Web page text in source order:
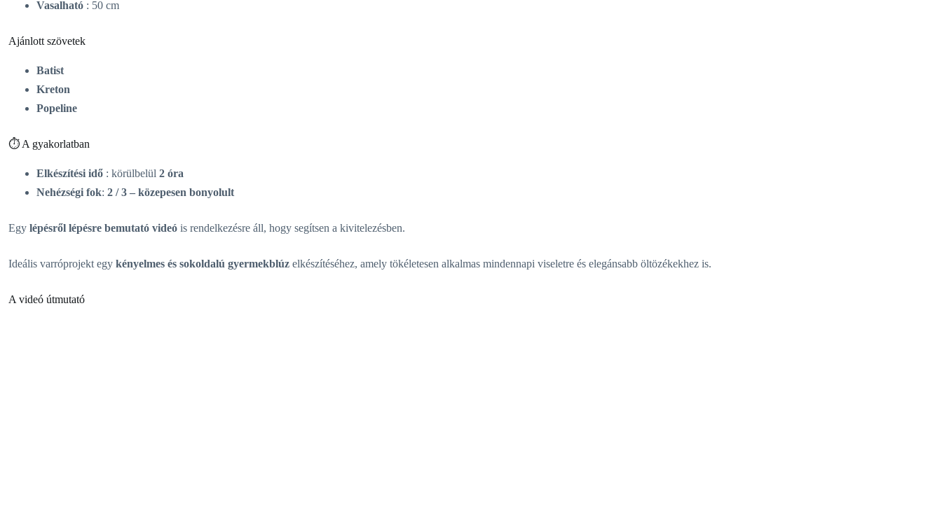
Vasalható : 50 cm
Ajánlott szövetek
Batist
Kreton
Popeline
⏱️ A gyakorlatban
Elkészítési idő : körülbelül 2 óra
Nehézségi fok: 2 / 3 – közepesen bonyolult
Egy lépésről lépésre bemutató videó is rendelkezésre áll, hogy segítsen a kivitelezésben.
Ideális varróprojekt egy kényelmes és sokoldalú gyermekblúz elkészítéséhez, amely tökéletesen alkalmas mindennapi viseletre és elegánsabb öltözékekhez is.
A videó útmutató